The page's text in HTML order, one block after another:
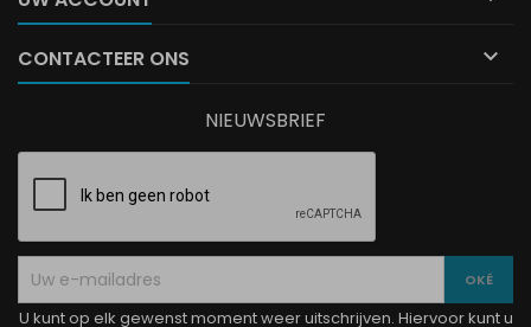
CONTACTEER ONS 
NIEUWSBRIEF
U kunt op elk gewenst moment weer uitschrijven. Hiervoor kunt u